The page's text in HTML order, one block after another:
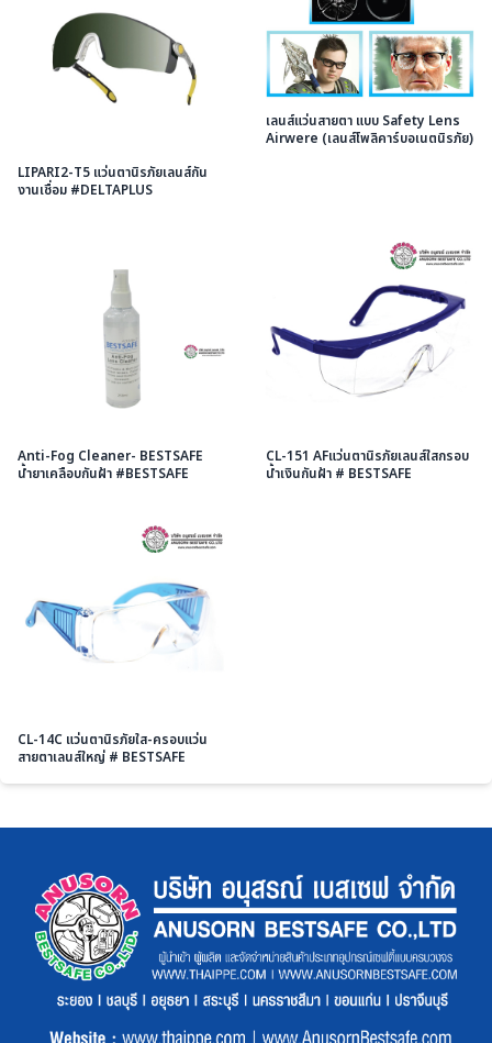
LIPARI2-T5 แว่นตานิรภัยเลนส์กัน
งานเชื่อม #DELTAPLUS
เลนส์แว่นสายตา แบบ Safety Lens
Airwere (เลนส์โพลิคาร์บอเนตนิรภัย)
Anti-Fog Cleaner- BESTSAFE
น้ำยาเคลือบกันฝ้า #BESTSAFE
CL-151 AFแว่นตานิรภัยเลนส์ใสกรอบ
น้ำเงินกันฝ้า # BESTSAFE
CL-14C แว่นตานิรภัยใส-ครอบแว่น
สายตาเลนส์ใหญ่ # BESTSAFE